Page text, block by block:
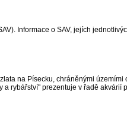
Informace o SAV, jejích
na Písecku, chráněnými
a rybářství" prezentuje v řadě akvárií